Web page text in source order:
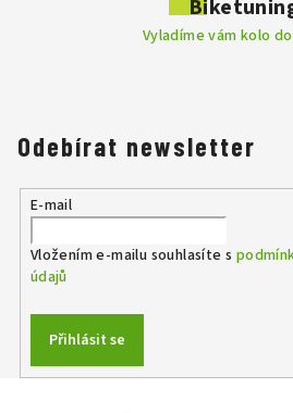
Vyladíme vám kolo
Odebírat newsletter
E-mail
Vložením e-mailu souhlasíte s
údajů
Přihlásit se